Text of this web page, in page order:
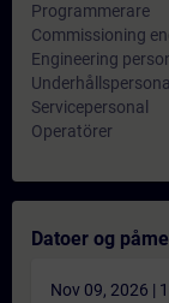
Programmerare
Commissioning
Engineering
Underhållspersonal
Servicepersonal
Operatörer
Datoer og
Nov 09, 2026 |